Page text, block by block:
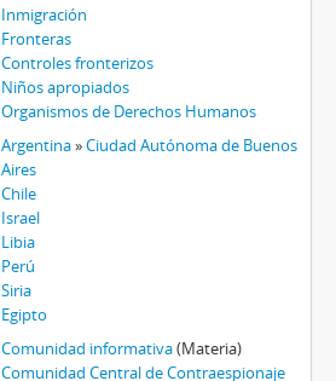
Inmigración
Fronteras
Controles fronterizos
Niños apropiados
Organismos de Derechos Humanos
Argentina»Ciudad Autónoma de Buenos
Aires
Chile
Israel
Libia
Perú
Siria
Egipto
Comunidad informativa(Materia)
Comunidad Central de Contraespionaje